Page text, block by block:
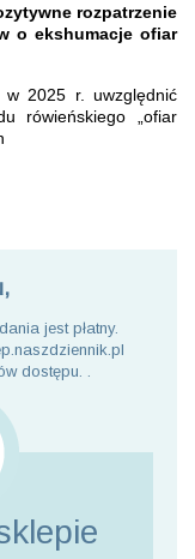
rozpatrzenie
o ekshumacje ofiar
w 2025 r. uwzględnić
rówieńskiego „ofiar
jest płatny.
dostępu. .